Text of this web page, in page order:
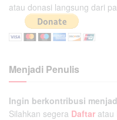
atau donasi langsung dari
Menjadi Penulis
Ingin berkontribusi
Silahkan segera Daftar atau